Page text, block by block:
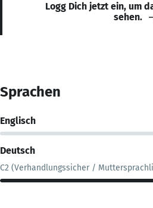
Logg Dich jetzt ein, um
sehen.
Sprachen
Englisch
Deutsch
C2 (Verhandlungssicher /